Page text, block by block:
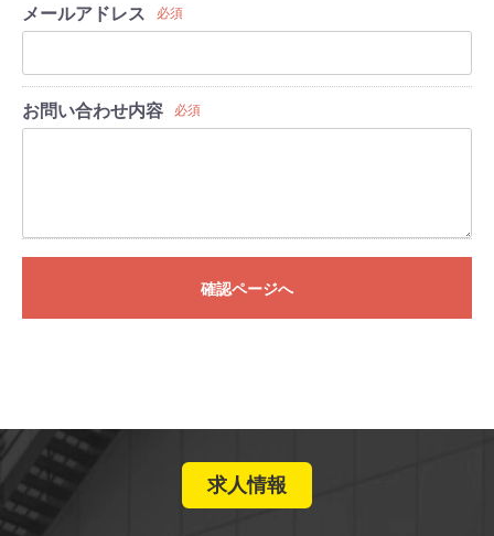
メールアドレス 必須
お問い合わせ内容 必須
確認ページへ
求人情報